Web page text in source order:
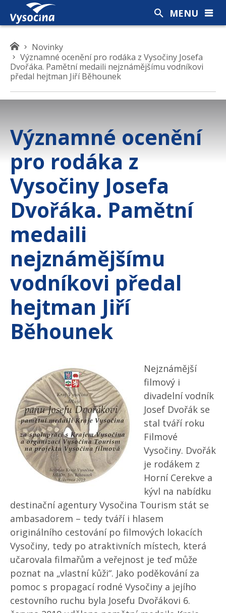
K
d
e
s
e
c
h
á
í
e
Novinky
Významné ocenění pro rodáka z Vysočiny Josefa
Dvořáka. Pamětní medaili nejznámějšímu vodníkovi
předal hejtman Jiří Běhounek
Významné ocenění
pro rodáka z
Vysočiny Josefa
Dvořáka. Pamětní
medaili
nejznámějšímu
vodníkovi předal
hejtman Jiří
Běhounek
Nejznámější
filmový i
divadelní vodník
Josef Dvořák se
stal tváří roku
Filmové
Vysočiny. Dvořák
je rodákem z
Horní Cerekve a
kývl na nabídku
destinační agentury Vysočina Tourism stát se
ambasadorem – tedy tváří i hlasem
originálního cestování po filmových lokacích
Vysočiny, tedy po atraktivních místech, která
učarovala filmařům a veřejnost je teď může
poznat na „vlastní kůži“. Jako poděkování za
pomoc s propagací rodné Vysočiny a jejího
cestovního ruchu byla Josefu Dvořákovi 6.
MENU